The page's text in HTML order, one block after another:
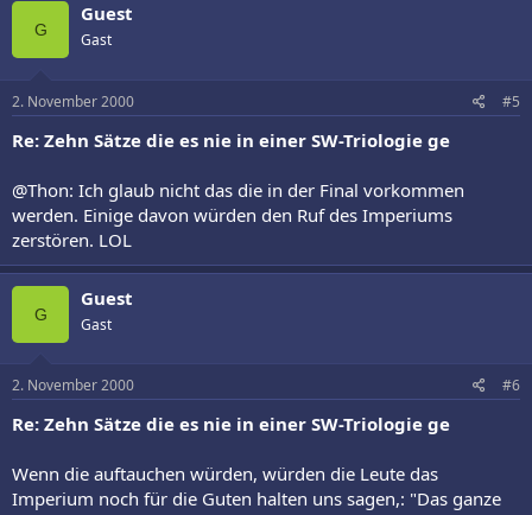
G
Guest
Gast
2. November 2000 #5
Re: Zehn Sätze die es nie in einer SW-Triologie ge
@Thon: Ich glaub nicht das die in der Final vorkommen
werden. Einige davon würden den Ruf des Imperiums
zerstören. LOL
G
Guest
Gast
2. November 2000 #6
Re: Zehn Sätze die es nie in einer SW-Triologie ge
Wenn die auftauchen würden, würden die Leute das
Imperium noch für die Guten halten uns sagen,: "Das ganze